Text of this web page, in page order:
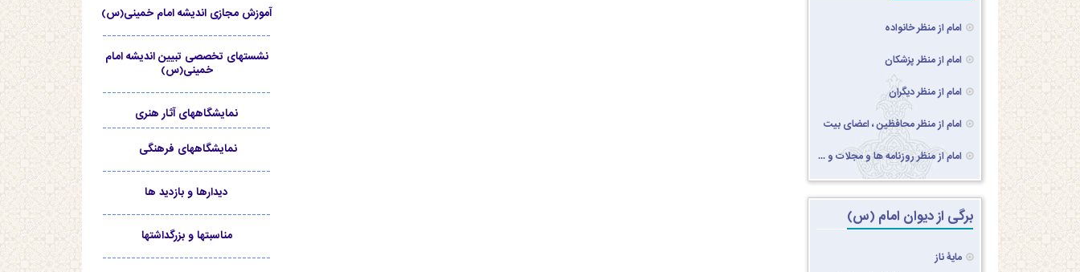
امام از منظر خانواده
امام از منظر پزشکان
امام از منظر دیگران
امام از منظر محافظین ، اعضای بیت
امام از منظر روزنامه ها و مجلات و ...
برگی از دیوان امام (س)
مایۀ ناز
آموزش مجازی اندیشه امام خمینی(س)
-----------------------------------
نشستهای تخصصی تبیین اندیشه امام
خمینی(س)
-----------------------------------
نمایشگاههای آثار هنری
-----------------------------------
نمایشگاههای فرهنگی
-----------------------------------
دیدارها و بازدید ها
-----------------------------------
مناسبتها و بزرگداشتها
-----------------------------------